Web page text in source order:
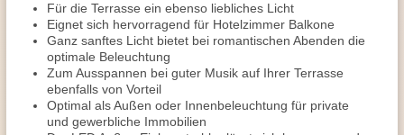
Für die Terrasse ein ebenso liebliches Licht
Eignet sich hervorragend für Hotelzimmer Balkone
Ganz sanftes Licht bietet bei romantischen Abenden die
optimale Beleuchtung
Zum Ausspannen bei guter Musik auf Ihrer Terrasse
ebenfalls von Vorteil
Optimal als Außen oder Innenbeleuchtung für private
und gewerbliche Immobilien